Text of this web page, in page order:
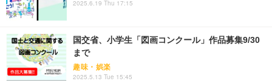
2025.6.19 Thu 17:15
国交省、小学生「図画コンクール」作品募集9/30
まで
趣味・娯楽
2025.5.13 Tue 15:45